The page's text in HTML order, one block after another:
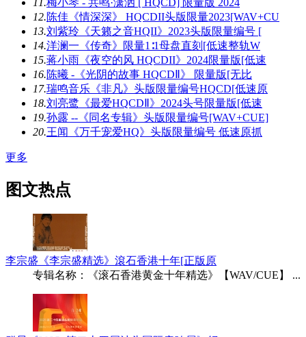
12.陈佳《情深深》 HQCDII头版限量2023[WAV+CU
13.刘紫玲《天籁之音HQII》2023头版限量编号 [
14.洋澜一《传奇》限量1∶1母盘直刻[低速整轨W
15.蒋小雨《夜空的风 HQCDII》2024限量版[低速
16.陈曦 -《光阴的故事 HQCDⅡ》 限量版[无比
17.瑞鸣音乐《非凡》头版限量编号HQCD[低速原
18.刘亮鹭《最爱HQCDⅡ》2024头号限量版[低速
19.孙露 --《同名专辑》头版限量编号[WAV+CUE]
20.王闻《万千宠爱HQ》头版限量编号 低速原抓
更多
图文热点
李宗盛《李宗盛精选》滾石香港十年[正版原
专辑名称：《滚石香港黄金十年精选》【WAV/CUE】 ...